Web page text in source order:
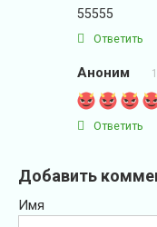
55555
Ответить
Аноним
Ответить
Добавить
Имя